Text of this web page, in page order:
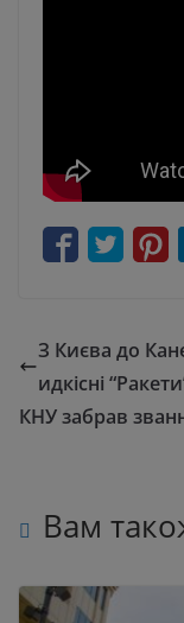
З Києва до
идкісні
КНУ забрав
Вам